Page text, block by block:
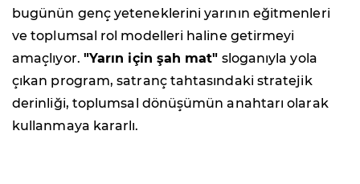
bugünün genç yeteneklerini yarının eğitmenleri
ve toplumsal rol modelleri haline getirmeyi
amaçlıyor. "Yarın için şah mat" sloganıyla yola
çıkan program, satranç tahtasındaki stratejik
derinliği, toplumsal dönüşümün anahtarı olarak
kullanmaya kararlı.